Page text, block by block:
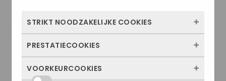
STRIKT NOODZAKELIJKE COOKIES
Deze cookies zorgen ervoor dat de website
kunnen niet worden uitgezet. Meestal
PRESTATIECOOKIES
Met deze cookies zien we hoe vaak onze
VOORKEURCOOKIES